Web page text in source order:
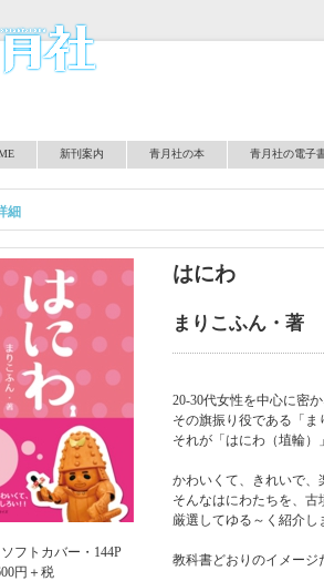
新刊案内 青月社の本 青月社の電子
細
フトカバー・144P
円＋税
はにわ
まりこふん・著
20-30代女性を中心に密
その旗振り役である「
それが「はにわ（埴輪）
かわいくて、きれいで、
そんなはにわたちを、
厳選してゆる～く紹介し
教科書どおりのイメー